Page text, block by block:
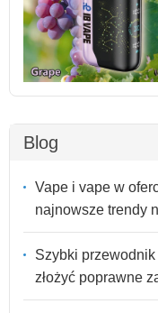
Blog
Vape i vape w
najnowsze trendy
Szybki
złożyć poprawne